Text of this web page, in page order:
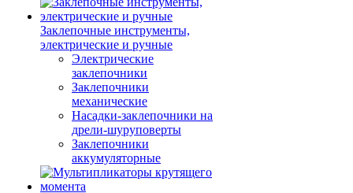
Заклепочные инструменты,
электрические и ручные
Электрические
заклепочники
Заклепочники
механические
Насадки-заклепочники на
дрели-шуруповерты
Заклепочники
аккумуляторные